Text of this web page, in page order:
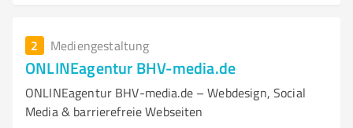
2 Mediengestaltung
ONLINEagentur BHV-media.de
ONLINEagentur BHV-media.de – Webdesign, Social
Media & barrierefreie Webseiten